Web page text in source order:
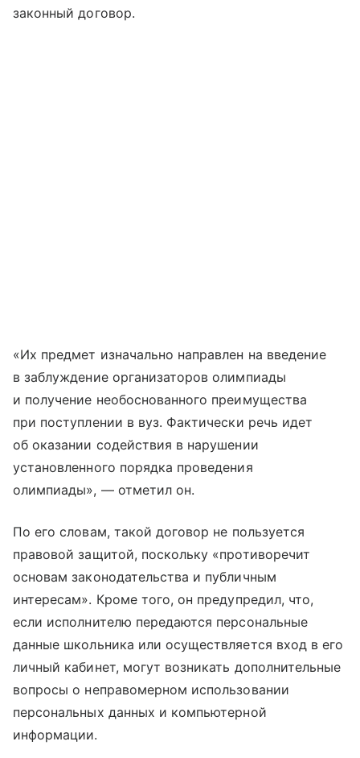
законный договор.
«Их предмет изначально направлен на введение
в заблуждение организаторов олимпиады
и получение необоснованного преимущества
при поступлении в вуз. Фактически речь идет
об оказании содействия в нарушении
установленного порядка проведения
олимпиады», — отметил он.
По его словам, такой договор не пользуется
правовой защитой, поскольку «противоречит
основам законодательства и публичным
интересам». Кроме того, он предупредил, что,
если исполнителю передаются персональные
данные школьника или осуществляется вход в его
личный кабинет, могут возникать дополнительные
вопросы о неправомерном использовании
персональных данных и компьютерной
информации.